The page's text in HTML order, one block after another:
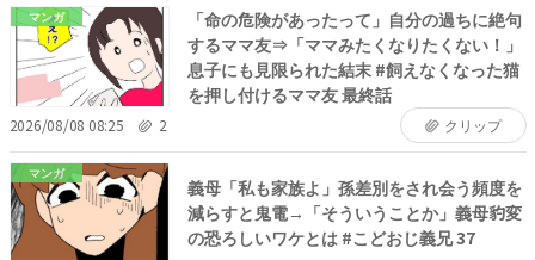
マンガ
「命の危険があったって」自分の過ちに絶句
するママ友⇒「ママみたくなりたくない！」
息子にも見限られた結末 #飼えなくなった猫
を押し付けるママ友 最終話
2026/08/08 08:25 2 クリップ
マンガ
義母「私も家族よ」孫差別をされ会う頻度を
減らすと鬼電→「そういうことか」義母豹変
の恐ろしいワケとは #こどおじ義兄 37